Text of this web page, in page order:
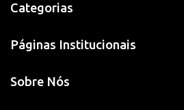
Categorias
Páginas Institucionais
Sobre Nós